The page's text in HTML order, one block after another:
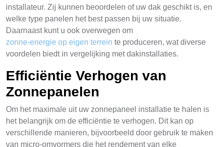
installateur. Zij kunnen beoordelen of uw dak geschikt is, en
welke type panelen het best passen bij uw situatie.
Daarnaast kunt u ook overwegen om
zonne-energie op eigen terrein te produceren, wat diverse
voordelen biedt in vergelijking met dakinstallaties.
Efficiëntie Verhogen van
Zonnepanelen
Om het maximale uit uw zonnepaneel installatie te halen is
het belangrijk om de efficiëntie te verhogen. Dit kan op
verschillende manieren, bijvoorbeeld door gebruik te maken
van micro-omvormers die het rendement van elke